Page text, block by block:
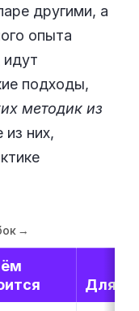
другими, а
опыта
идут
подходы,
методик из
них,
→
Для